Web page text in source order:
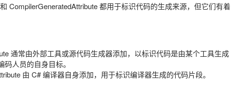
CompilerGeneratedAttribute都用于标识代码的生成来源，但它们有着
通常由外部工具或源代码生成器添加，以标识代码是由某个工具生成
人员的自身目标。
由 C# 编译器自身添加，用于标识编译器生成的代码片段。